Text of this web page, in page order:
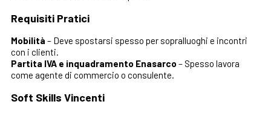
Requisiti Pratici
Mobilità – Deve spostarsi spesso per sopralluoghi e incontri
con i clienti.
Partita IVA e inquadramento Enasarco – Spesso lavora
come agente di commercio o consulente.
Soft Skills Vincenti